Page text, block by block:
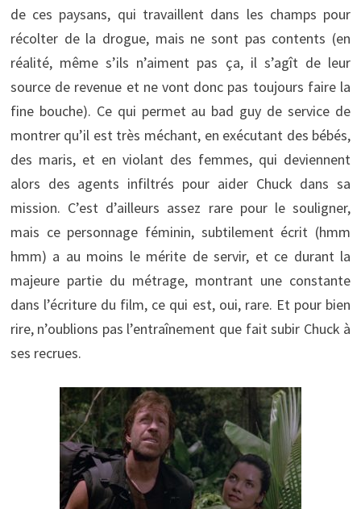
de ces paysans, qui travaillent dans les champs pour
récolter de la drogue, mais ne sont pas contents (en
réalité, même s’ils n’aiment pas ça, il s’agît de leur
source de revenue et ne vont donc pas toujours faire la
fine bouche). Ce qui permet au bad guy de service de
montrer qu’il est très méchant, en exécutant des bébés,
des maris, et en violant des femmes, qui deviennent
alors des agents infiltrés pour aider Chuck dans sa
mission. C’est d’ailleurs assez rare pour le souligner,
mais ce personnage féminin, subtilement écrit (hmm
hmm) a au moins le mérite de servir, et ce durant la
majeure partie du métrage, montrant une constante
dans l’écriture du film, ce qui est, oui, rare. Et pour bien
rire, n’oublions pas l’entraînement que fait subir Chuck à
ses recrues.